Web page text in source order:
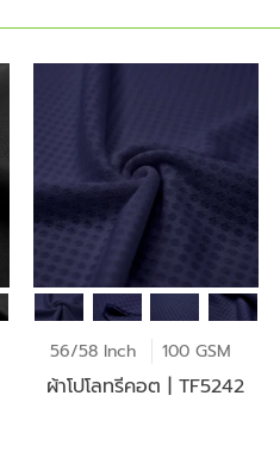
56/58 Inch 100 GSM
ผ้าโปโลทรีคอต | TF5242